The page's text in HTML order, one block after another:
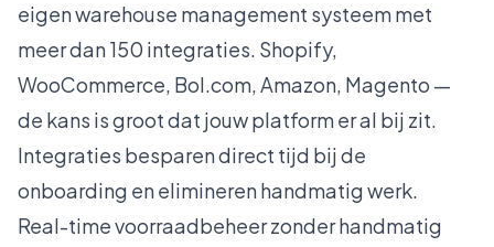
eigen warehouse management systeem met
meer dan 150 integraties. Shopify,
WooCommerce, Bol.com, Amazon, Magento —
de kans is groot dat jouw platform er al bij zit.
Integraties besparen direct tijd bij de
onboarding en elimineren handmatig werk.
Real-time voorraadbeheer zonder handmatig